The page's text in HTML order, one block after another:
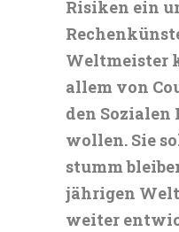
Risiken ein
Weltmeister
allem von
den
wollen. Sie
stumm
jährigen
weiter